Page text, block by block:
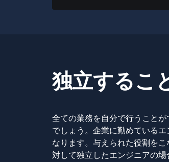
独立するこ
全ての業務を自分で行うこと
でしょう。企業に勤めている
なります。与えられた役割を
対して独立したエンジニアの